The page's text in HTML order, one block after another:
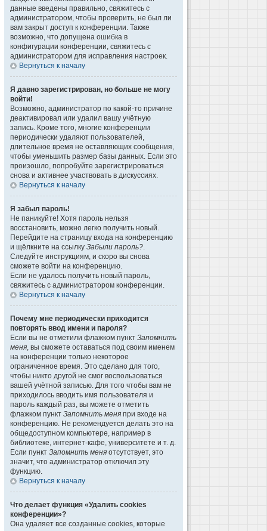
данные введены правильно, свяжитесь с
администратором, чтобы проверить, не был ли
вам закрыт доступ к конференции. Также
возможно, что допущена ошибка в
конфигурации конференции, свяжитесь с
администратором для исправления настроек.
Вернуться к началу
Я давно зарегистрирован, но больше не могу
войти!
Возможно, администратор по какой-то причине
деактивировал или удалил вашу учётную
запись. Кроме того, многие конференции
периодически удаляют пользователей,
длительное время не оставляющих сообщения,
чтобы уменьшить размер базы данных. Если это
произошло, попробуйте зарегистрироваться
снова и активнее участвовать в дискуссиях.
Вернуться к началу
Я забыл пароль!
Не паникуйте! Хотя пароль нельзя
восстановить, можно легко получить новый.
Перейдите на страницу входа на конференцию
и щёлкните на ссылку Забыли пароль?.
Следуйте инструкциям, и скоро вы снова
сможете войти на конференцию.
Если не удалось получить новый пароль,
свяжитесь с администратором конференции.
Вернуться к началу
Почему мне периодически приходится
повторять ввод имени и пароля?
Если вы не отметили флажком пункт Запомнить
меня, вы сможете оставаться под своим именем
на конференции только некоторое
ограниченное время. Это сделано для того,
чтобы никто другой не смог воспользоваться
вашей учётной записью. Для того чтобы вам не
приходилось вводить имя пользователя и
пароль каждый раз, вы можете отметить
флажком пункт Запомнить меня при входе на
конференцию. Не рекомендуется делать это на
общедоступном компьютере, например в
библиотеке, интернет-кафе, университете и т. д.
Если пункт Запомнить меня отсутствует, это
значит, что администратор отключил эту
функцию.
Вернуться к началу
Что делает функция «Удалить cookies
конференции»?
Она удаляет все созданные cookies, которые